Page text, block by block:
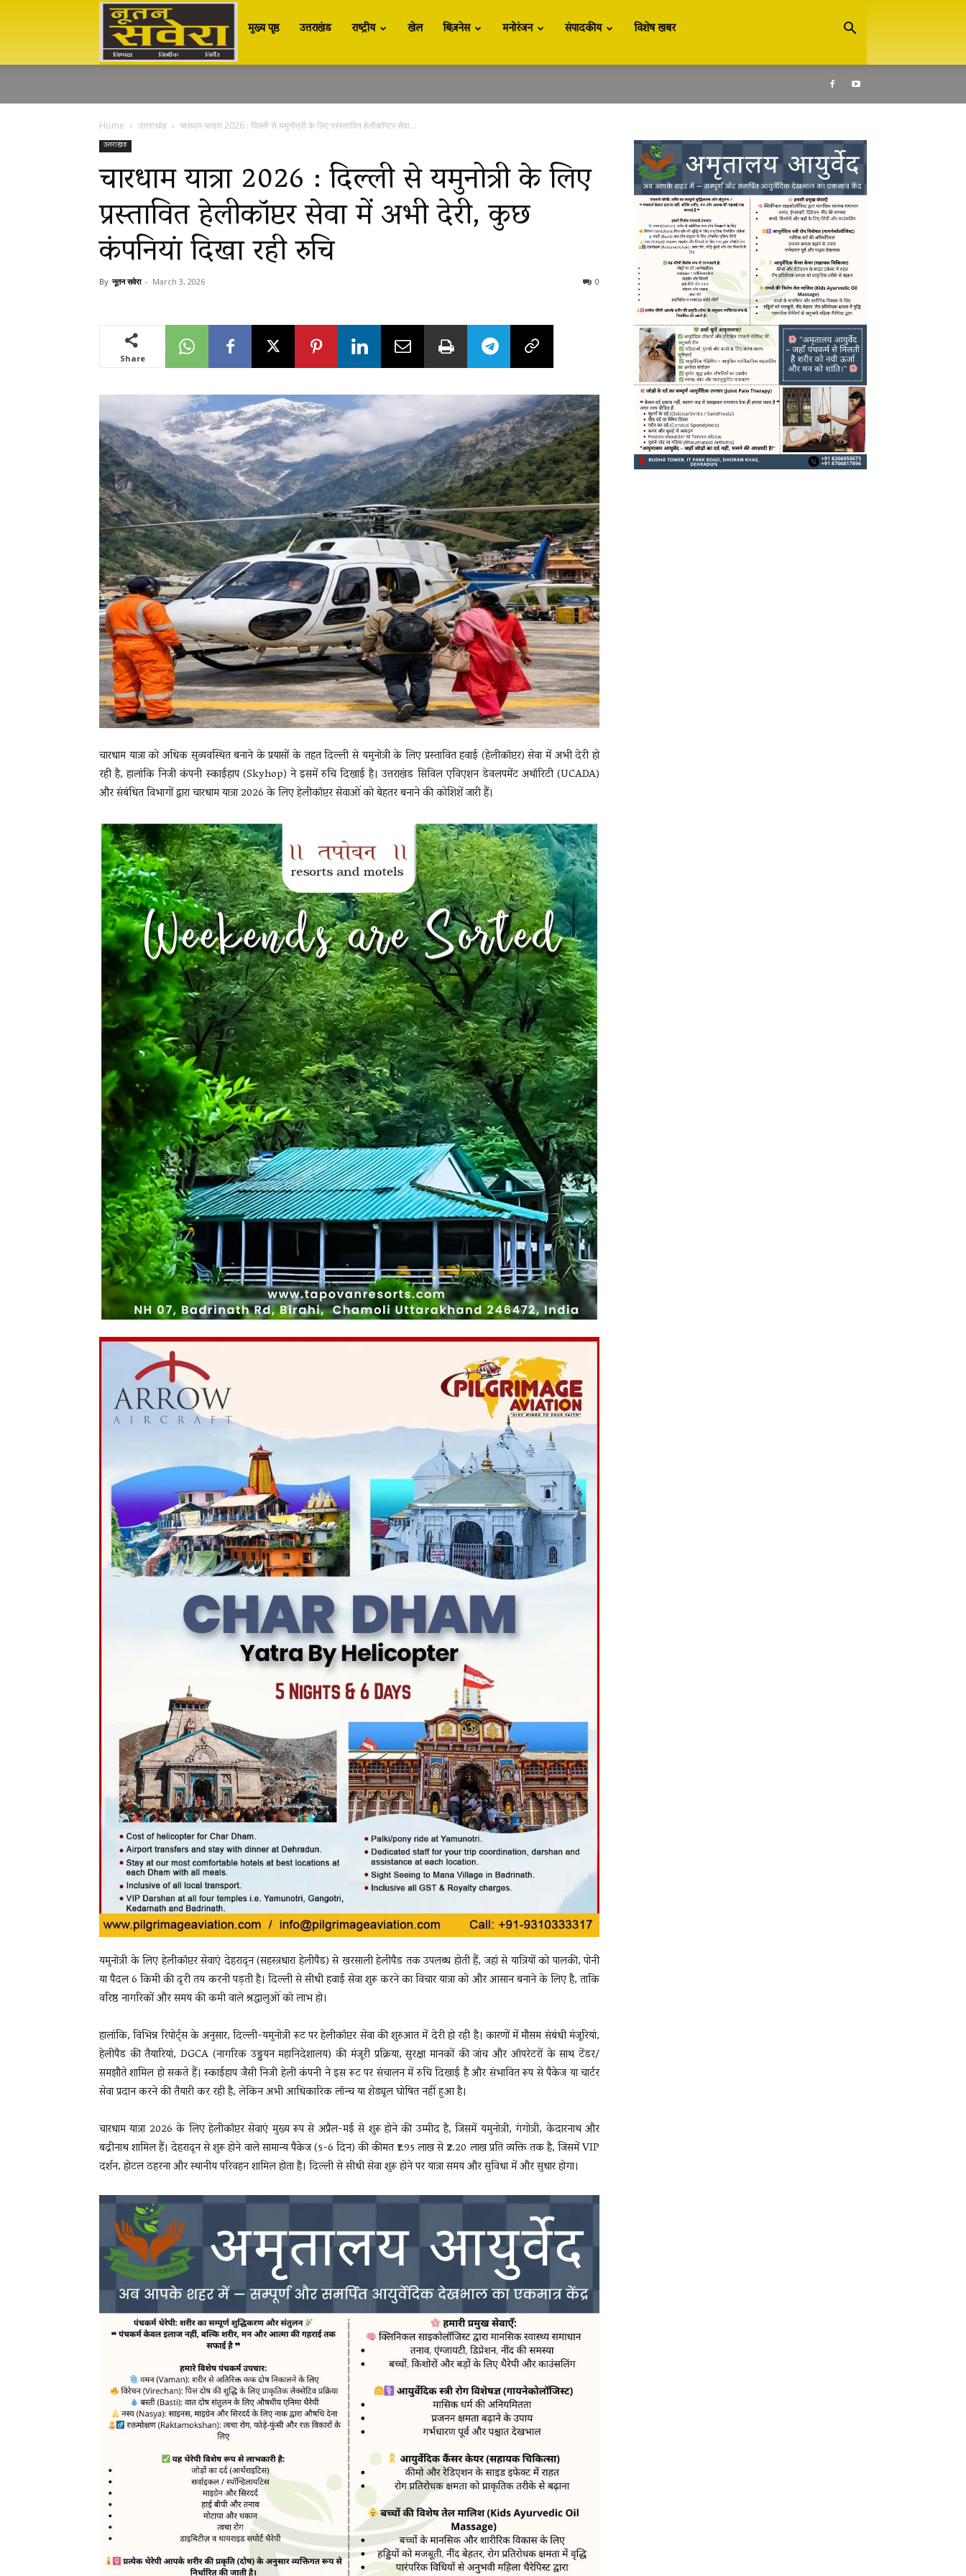
Nutan
सवेरा
|
News
LIVE
मुख्य पृष्ठ उत्तराखंड राष्ट्रीय खेल बिज़नेस मनोरंजन संपादकीय विशेष खबर
Home उत्तराखंड चारधाम यात्रा 2026 : दिल्ली से यमुनोत्री के लिए प्रस्तावित हेलीकॉप्टर सेवा...
उत्तराखंड
चारधाम यात्रा 2026 : दिल्ली से यमुनोत्री के लिए
प्रस्तावित हेलीकॉप्टर सेवा में अभी देरी, कुछ
कंपनियां दिखा रही रुचि
By नूतन सवेरा - March 3, 2026 0
Share
चारधाम यात्रा को अधिक सुव्यवस्थित बनाने के प्रयासों के तहत दिल्ली से यमुनोत्री के लिए प्रस्तावित हवाई (हेलीकॉप्टर) सेवा में अभी देरी हो
रही है, हालांकि निजी कंपनी स्काईहाप (Skyhop) ने इसमें रुचि दिखाई है। उत्तराखंड सिविल एविएशन डेवलपमेंट अथॉरिटी (UCADA)
और संबंधित विभागों द्वारा चारधाम यात्रा 2026 के लिए हेलीकॉप्टर सेवाओं को बेहतर बनाने की कोशिशें जारी हैं।
यमुनोत्री के लिए हेलीकॉप्टर सेवाएं देहरादून (सहस्त्रधारा हेलीपैड) से खरसाली हेलीपैड तक उपलब्ध होती हैं, जहां से यात्रियों को पालकी, पोनी
या पैदल 6 किमी की दूरी तय करनी पड़ती है। दिल्ली से सीधी हवाई सेवा शुरू करने का विचार यात्रा को और आसान बनाने के लिए है, ताकि
वरिष्ठ नागरिकों और समय की कमी वाले श्रद्धालुओं को लाभ हो।
हालांकि, विभिन्न रिपोर्ट्स के अनुसार, दिल्ली-यमुनोत्री रूट पर हेलीकॉप्टर सेवा की शुरुआत में देरी हो रही है। कारणों में मौसम संबंधी मंजूरियां,
हेलीपैड की तैयारियां, DGCA (नागरिक उड्डयन महानिदेशालय) की मंजूरी प्रक्रिया, सुरक्षा मानकों की जांच और ऑपरेटरों के साथ टेंडर/
समझौते शामिल हो सकते हैं। स्काईहाप जैसी निजी हेली कंपनी ने इस रूट पर संचालन में रुचि दिखाई है और संभावित रूप से पैकेज या चार्टर
सेवा प्रदान करने की तैयारी कर रही है, लेकिन अभी आधिकारिक लॉन्च या शेड्यूल घोषित नहीं हुआ है।
चारधाम यात्रा 2026 के लिए हेलीकॉप्टर सेवाएं मुख्य रूप से अप्रैल-मई से शुरू होने की उम्मीद है, जिसमें यमुनोत्री, गंगोत्री, केदारनाथ और
बद्रीनाथ शामिल हैं। देहरादून से शुरू होने वाले सामान्य पैकेज (5-6 दिन) की कीमत ₹1.95 लाख से ₹2.20 लाख प्रति व्यक्ति तक है, जिसमें VIP
दर्शन, होटल ठहरना और स्थानीय परिवहन शामिल होता है। दिल्ली से सीधी सेवा शुरू होने पर यात्रा समय और सुविधा में और सुधार होगा।